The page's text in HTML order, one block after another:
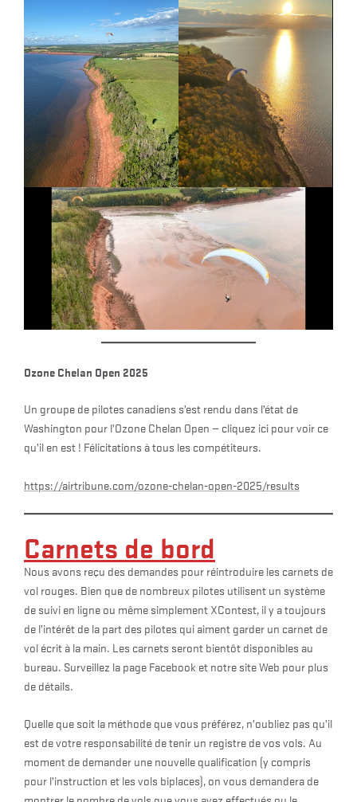
Ozone Chelan Open 2025
Un groupe de pilotes canadiens s’est rendu dans l’état de
Washington pour l’Ozone Chelan Open — cliquez ici pour voir ce
qu’il en est ! Félicitations à tous les compétiteurs.
https://airtribune.com/ozone-chelan-open-2025/results
Carnets de bord
Nous avons reçu des demandes pour réintroduire les carnets de
vol rouges. Bien que de nombreux pilotes utilisent un système
de suivi en ligne ou même simplement XContest, il y a toujours
de l’intérêt de la part des pilotes qui aiment garder un carnet de
vol écrit à la main. Les carnets seront bientôt disponibles au
bureau. Surveillez la page Facebook et notre site Web pour plus
de détails.
Quelle que soit la méthode que vous préférez, n’oubliez pas qu’il
est de votre responsabilité de tenir un registre de vos vols. Au
moment de demander une nouvelle qualification (y compris
pour l’instruction et les vols biplaces), on vous demandera de